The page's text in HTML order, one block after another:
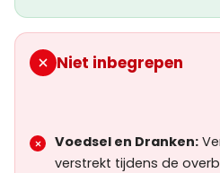
Niet inbegrepen
Voedsel en Dranken:
verstrekt tijdens de